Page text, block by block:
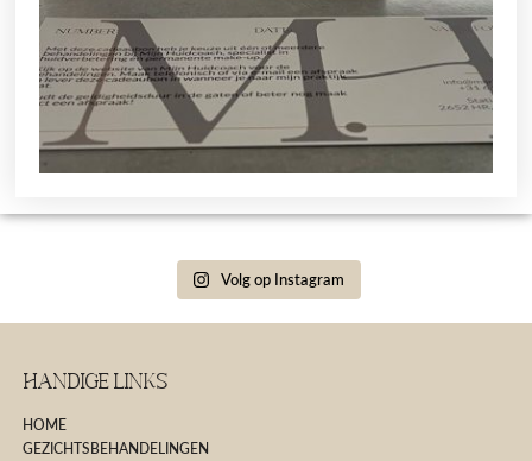
Volg op Instagram
Handige Links
HOME
GEZICHTSBEHANDELINGEN